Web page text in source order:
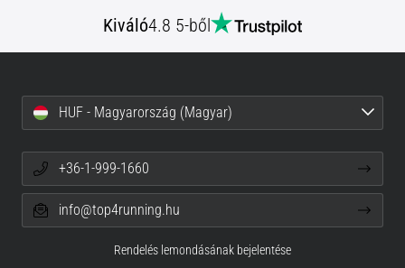
Kiváló4.8 5-ből
HUF - Magyarország (Magyar)
+36-1-999-1660
info@top4running.hu
Rendelés lemondásának bejelentése